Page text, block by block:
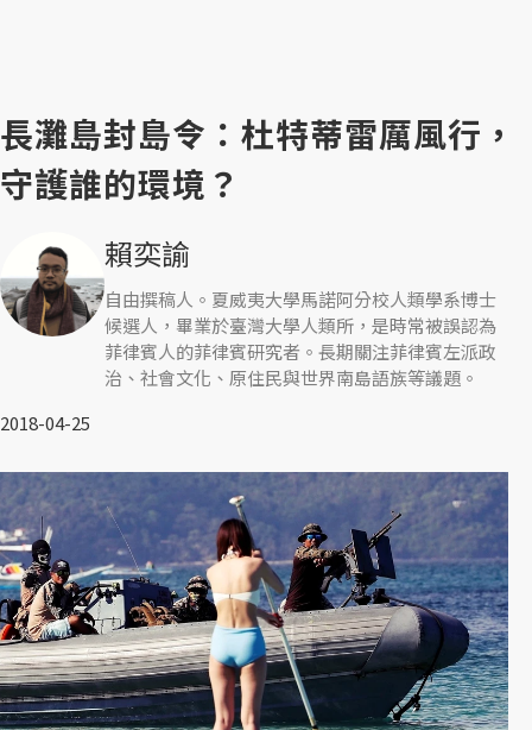
長灘島封島令：杜特蒂雷厲風行，
守護誰的環境？
賴奕諭
自由撰稿人。夏威夷大學馬諾阿分校人類學系博士
候選人，畢業於臺灣大學人類所，是時常被誤認為
菲律賓人的菲律賓研究者。長期關注菲律賓左派政
治、社會文化、原住民與世界南島語族等議題。
2018-04-25